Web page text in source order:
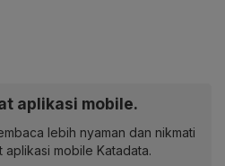
aplikasi mobile.
lebih nyaman dan nikmati
mobile Katadata.